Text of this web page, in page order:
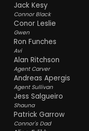
Jack Kesy
Connor Black
Conor Leslie
Gwen
Ron Funches
Avi
Alan Ritchson
Agent Carver
Andreas Apergis
Agent Sullivan
Jess Salgueiro
Shauna
Patrick Garrow
Connor's Dad